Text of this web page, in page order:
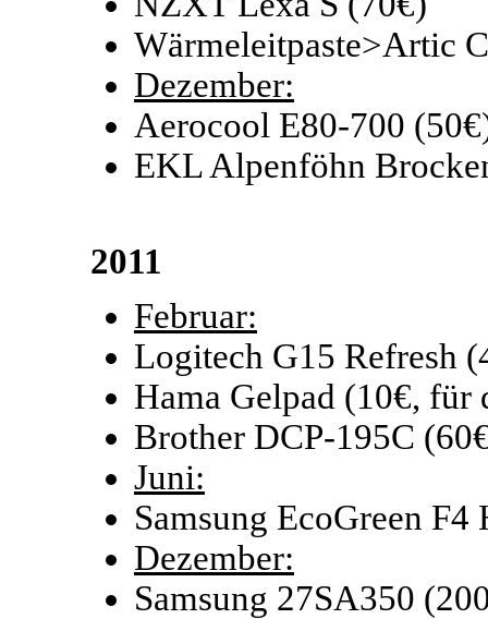
Wärmeleitpaste>Artic
Dezember:
Aerocool E80-700
EKL Alpenföhn
2011
Februar:
Logitech G15 Refresh
Hama Gelpad (10€, für
Brother DCP-195C
Juni:
Samsung EcoGreen
Dezember:
Samsung 27SA350